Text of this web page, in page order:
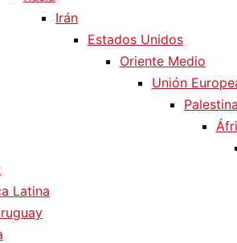
Irán
Estados Unidos
Oriente Medio
Unión
Palestina
Latina